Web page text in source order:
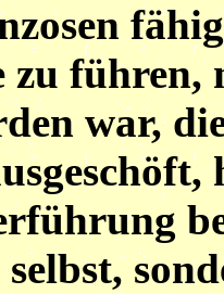
zu führen,
war,